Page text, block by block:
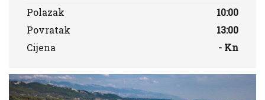
Polazak
10:00
Povratak
13:00
Cijena
- Kn